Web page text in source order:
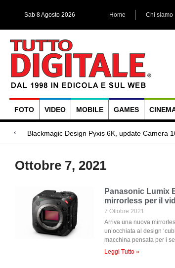
Sab 8 Agosto 2026 Home Chi siamo
FOTO VIDEO MOBILE GAMES
Megadap M2RF, il
Blackmagic Design UltraStudio Express 3G,
Arri Rental, evoluzioni in arrivo
Ottobre 7, 2021
Panasonic Lumix
mirrorless per il
7 Ottobre 2021
Arriva una nuova
un’occhiata al design
macchina pensata per i
Leggi Tutto »